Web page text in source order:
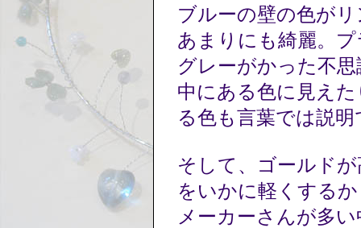
ブルーの壁の色が
あまりにも綺麗。
グレーがかった不
中にある色に見え
る色も言葉では説
そして、ゴールド
をいかに軽くする
メーカーさんが多